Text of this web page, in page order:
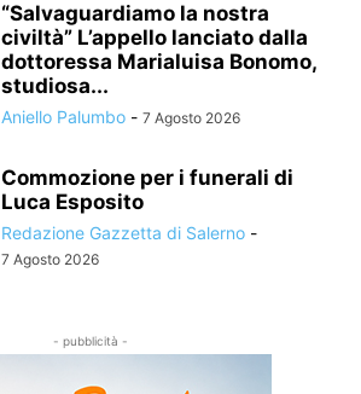
“Salvaguardiamo la nostra
civiltà” L’appello lanciato dalla
dottoressa Marialuisa Bonomo,
studiosa...
Aniello Palumbo - 7 Agosto 2026
Commozione per i funerali di
Luca Esposito
Redazione Gazzetta di Salerno -
7 Agosto 2026
- pubblicità -